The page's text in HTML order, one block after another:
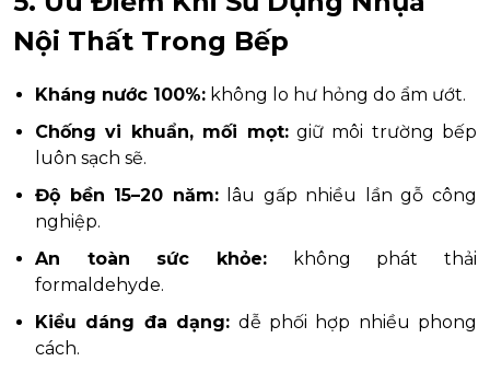
Nội Thất Trong Bếp
Kháng nước 100%: không lo hư hỏng do ẩm ướt.
Chống vi khuẩn, mối mọt:giữ môi trường bếp
luôn sạch sẽ.
Độ bền 15–20 năm:lâu gấp nhiều lần gỗ công
nghiệp.
An toàn sức khỏe: không phát thải
formaldehyde.
Kiểu dáng đa dạng: dễ phối hợp nhiều phong
cách.